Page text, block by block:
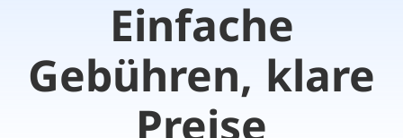
Einfache
Gebühren, klare
Preise